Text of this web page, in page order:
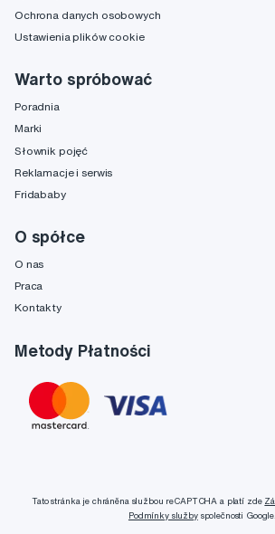
Ochrona danych osobowych
Ustawienia plików cookie
Warto spróbować
Poradnia
Marki
Słownik pojęć
Reklamacje i serwis
Fridababy
O spółce
O nas
Praca
Kontakty
Metody Płatności
Tato stránka je chráněna službou reCAPTCHA a platí zde
Podmínky službyspolečnosti Google.